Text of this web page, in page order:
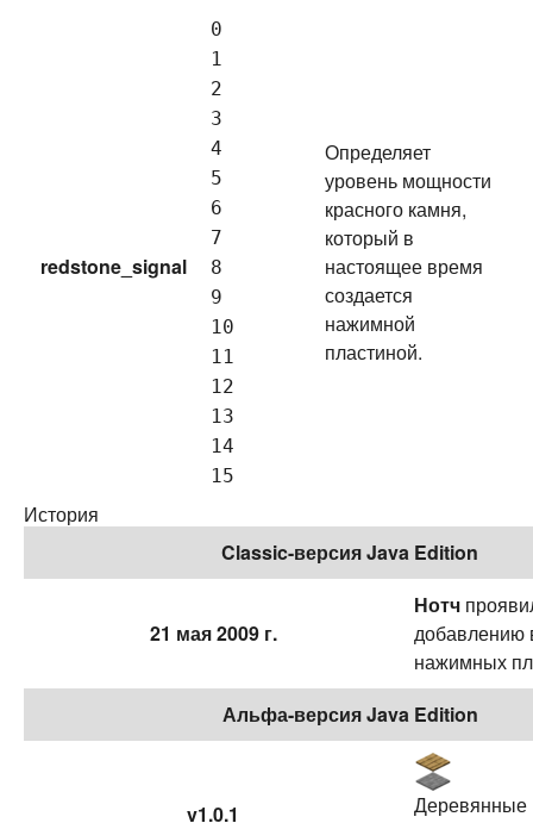
redstone_signal
0
1
2
3
4
5
6
7
8
9
10
11
12
13
14
15
Определяет
уровень мощности
красного камня,
который в
настоящее время
создается
нажимной
пластиной.
История
Classic-версия Java Edition
21 мая 2009 г.
Нотч
добавлению
нажимных
Альфа-версия Java Edition
v1.0.1
Деревянные